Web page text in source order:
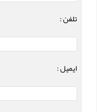
تلفن :
ایمیل :